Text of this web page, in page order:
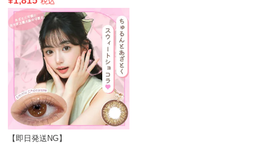
【即日発送NG】